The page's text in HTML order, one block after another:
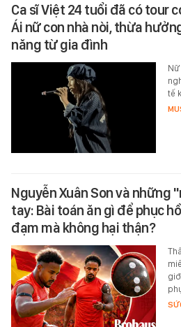
Ca sĩ Việt 24 tuổi đã có tour
Ái nữ con nhà nòi, thừa
năng từ gia đình
tế
Nguyễn Xuân Son và những
tay: Bài toán ăn gì để phục
đạm mà không hại thận?